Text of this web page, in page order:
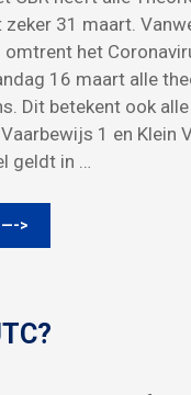
31 maart.
het
16 maart alle
Dit betekent ook
1 en Klein
geldt in …
—->